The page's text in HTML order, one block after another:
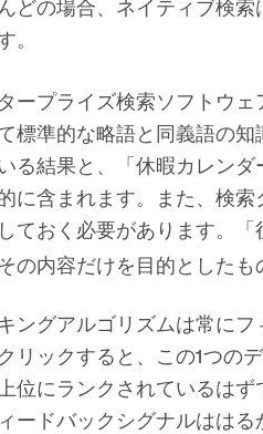
どの場合、ネイティブ検
。
ープライズ検索ソフトウ
標準的な略語と同義語の
る結果と、「休暇カレン
に含まれます。また、検
ておく必要があります。
の内容だけを目的としたも
ングアルゴリズムは常に
リックすると、この1つの
位にランクされているは
ードバックシグナルはは